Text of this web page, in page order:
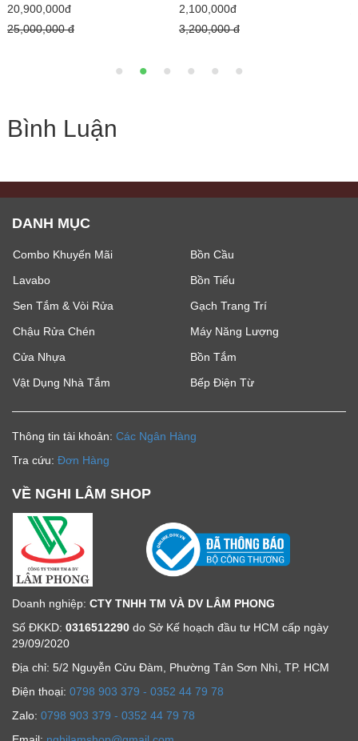
20,900,000đ
25,000,000 đ
2,100,000đ
3,200,000 đ
Bình Luận
DANH MỤC
Combo Khuyến Mãi
Bồn Cầu
Lavabo
Bồn Tiểu
Sen Tắm & Vòi Rửa
Gạch Trang Trí
Chậu Rửa Chén
Máy Năng Lượng
Cửa Nhựa
Bồn Tắm
Vật Dụng Nhà Tắm
Bếp Điện Từ
Thông tin tài khoản: Các Ngân Hàng
Tra cứu: Đơn Hàng
VỀ NGHI LÂM SHOP
Doanh nghiệp: CTY TNHH TM VÀ DV LÂM PHONG
Số ĐKKD: 0316512290 do Sở Kế hoạch đầu tư HCM cấp ngày
29/09/2020
Địa chỉ: 5/2 Nguyễn Cửu Đàm, Phường Tân Sơn Nhì, TP. HCM
Ðiện thoại: 0798 903 379 - 0352 44 79 78
Zalo: 0798 903 379 - 0352 44 79 78